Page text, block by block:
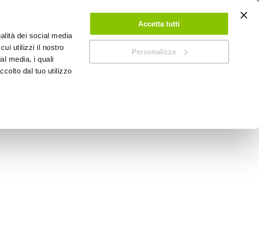
dei social media
utilizzi il nostro
media, i quali
dal tuo utilizzo
Accetta tutti
Personalizza
ACCEDI CREA UN ACCOUNT CONTATTACI